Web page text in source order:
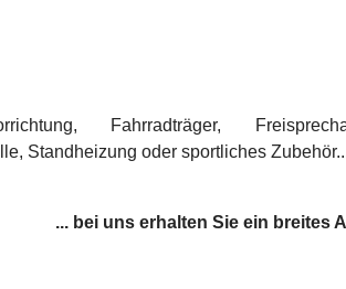
Fahrradträger,
Standheizung oder sportliches
... bei uns erhalten Sie ein breites